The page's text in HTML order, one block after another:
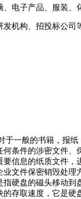
电子产品、服装、
机构、招投标公司
一般的书籍，报
条件的涉密文件
信息的纸质文件
文件保密销毁处
硬盘的磁头移动
存取速度，它是